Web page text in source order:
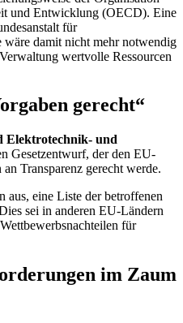
und Entwicklung (OECD). Eine
für
wäre damit nicht mehr notwendig
wertvolle Ressourcen
gerecht“
Elektrotechnik- und
Gesetzentwurf, der den EU-
Transparenz gerecht werde.
aus, eine Liste der betroffenen
sei in anderen EU-Ländern
für
im Zaum